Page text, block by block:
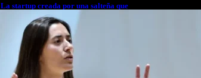
La startup creada por una salteña que
busca resolver el estrés financiero en
Latinoamérica